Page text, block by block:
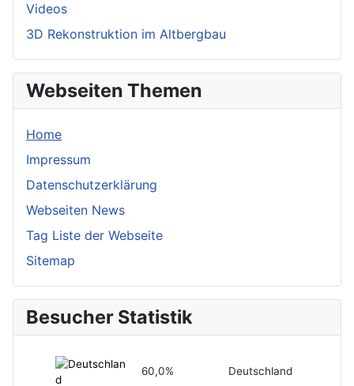
Videos
3D Rekonstruktion im Altbergbau
Webseiten Themen
Home
Impressum
Datenschutzerklärung
Webseiten News
Tag Liste der Webseite
Sitemap
Besucher Statistik
60,0% Deutschland